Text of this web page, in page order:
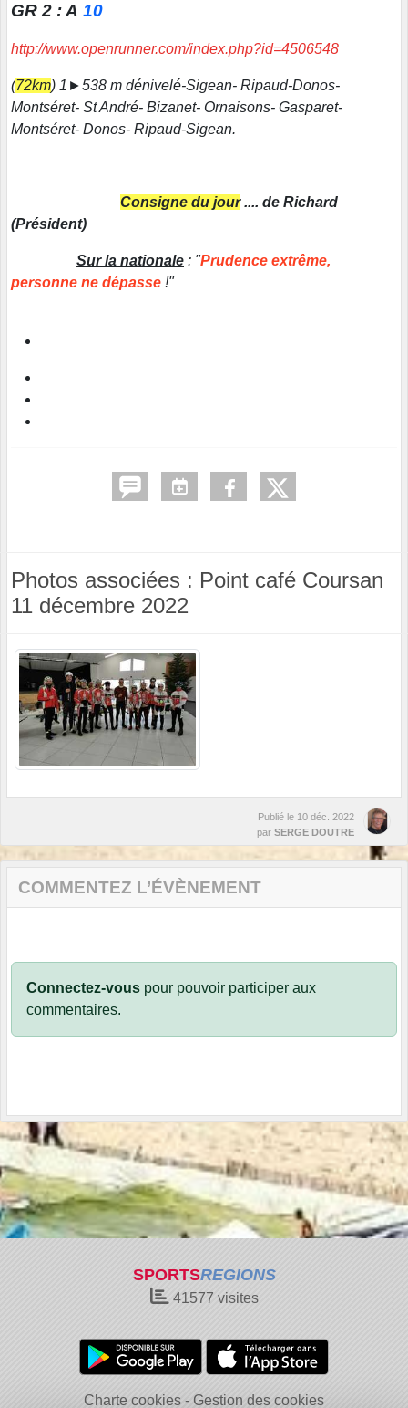
GR 2 : A 10
http://www.openrunner.com/index.php?id=4506548
(72km) 1►538 m dénivelé-Sigean- Ripaud-Donos-
Montséret- St André- Bizanet- Ornaisons- Gasparet-
Montséret- Donos- Ripaud-Sigean.
Consigne du jour.... de Richard
(Président)
Sur la nationale : "Prudence extrême,
personne ne dépasse !"
Photos associées : Point café Coursan
11 décembre 2022
Publié le 10 déc. 2022
par SERGE DOUTRE
COMMENTEZ L’ÉVÈNEMENT
Connectez-vous pour pouvoir participer aux
commentaires.
SPORTSREGIONS
41577 visites
Charte cookies Gestion des cookies